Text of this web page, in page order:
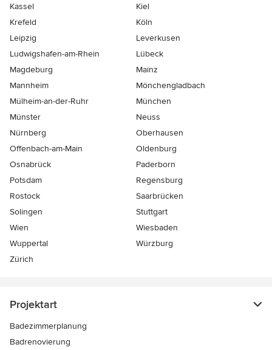
Kassel
Kiel
Krefeld
Köln
Leipzig
Leverkusen
Ludwigshafen-am-Rhein
Lübeck
Magdeburg
Mainz
Mannheim
Mönchen­gladbach
Mülheim-an-der-Ruhr
München
Münster
Neuss
Nürnberg
Oberhausen
Offenbach-am-Main
Oldenburg
Osnabrück
Paderborn
Potsdam
Regensburg
Rostock
Saarbrücken
Solingen
Stuttgart
Wien
Wiesbaden
Wuppertal
Würzburg
Zürich
Projektart
Badezimmerplanung
Badrenovierung